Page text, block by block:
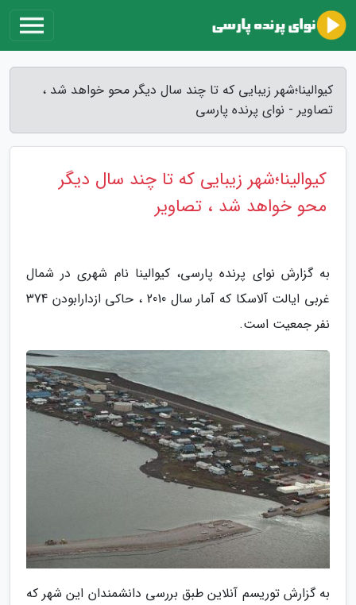
کیوالینا؛شهر زیبایی که تا چند سال دیگر محو خواهد شد ،
تصاویر - نوای پرنده پارسی
کیوالینا؛شهر زیبایی که تا چند سال دیگر
محو خواهد شد ، تصاویر
به گزارش نوای پرنده پارسی، کیوالینا نام شهری در شمال
غربی ایالت آلاسکا که آمار سال 2010 ، حاکی ازدارابودن 374
نفر جمعیت است.
به گزارش توریسم آنلاین طبق بررسی دانشمندان این شهر که